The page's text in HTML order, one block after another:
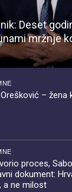
Deset
mržnje
– žena
proces,
dokument:
a ne milost